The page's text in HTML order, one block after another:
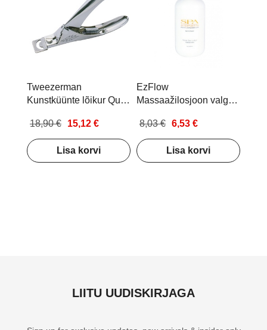
Tweezerman
Kunstküünte lõikur Quik
18,90 €
15,12 €
Lisa korvi
EzFlow
Massaažilosjoon valge
8,03 € 6,53 €
Lisa korvi
LIITU UUDISKIRJAGA